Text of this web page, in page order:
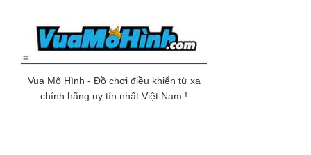
Vua Mô Hình - Đồ chơi điều khiển từ xa
chính hãng uy tín nhất Việt Nam !